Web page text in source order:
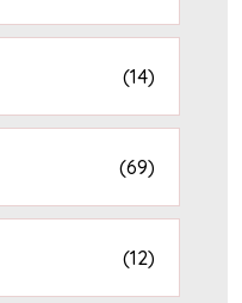
(14)
(69)
(12)